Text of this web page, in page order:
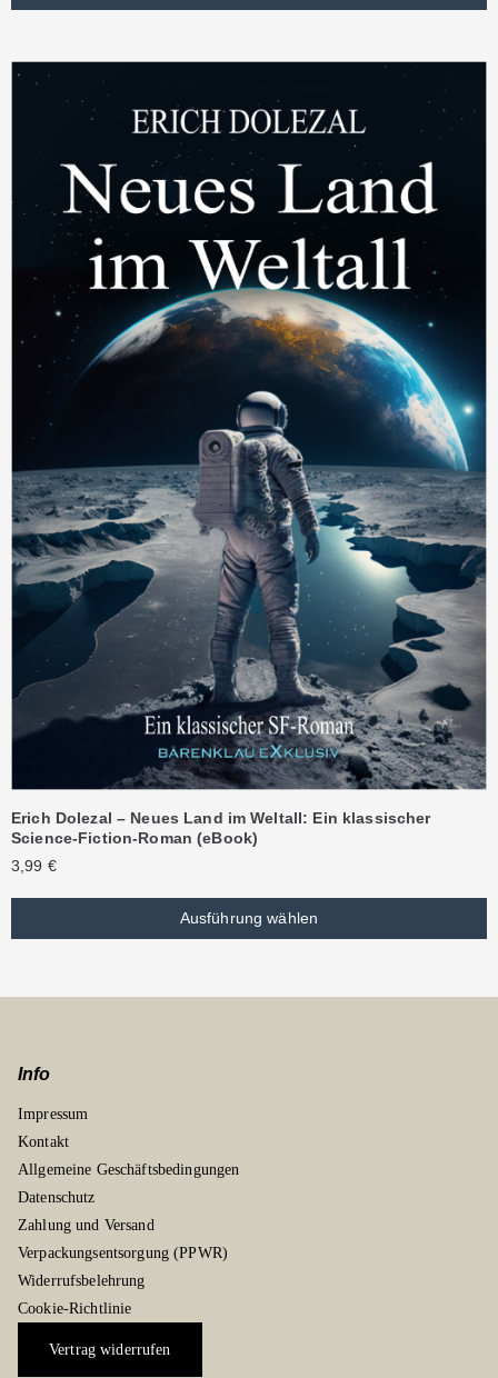
Erich Dolezal – Neues Land im Weltall: Ein klassischer
Science-Fiction-Roman (eBook)
3,99 €
Ausführung wählen
Info
Impressum
Kontakt
Allgemeine Geschäftsbedingungen
Datenschutz
Zahlung und Versand
Verpackungsentsorgung (PPWR)
Widerrufsbelehrung
Cookie-Richtlinie
Vertrag widerrufen